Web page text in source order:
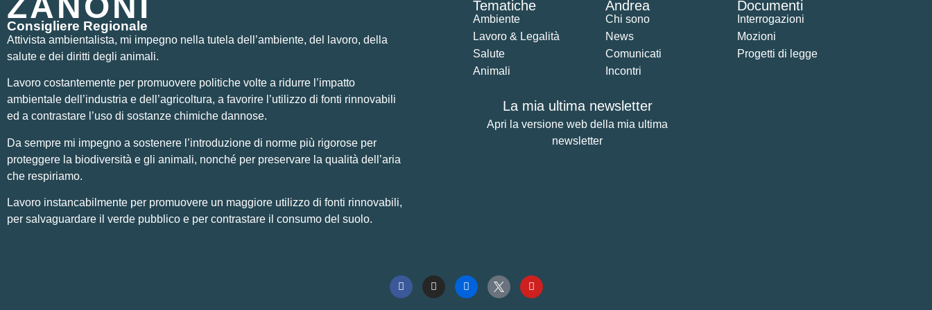
Consigliere Regionale
Attivista ambientalista, mi impegno nella tutela dell’ambiente, del lavoro, della
salute e dei diritti degli animali.
Lavoro costantemente per promuovere politiche volte a ridurre l’impatto
ambientale dell’industria e dell’agricoltura, a favorire l’utilizzo di fonti rinnovabili
ed a contrastare l’uso di sostanze chimiche dannose.
Da sempre mi impegno a sostenere l’introduzione di norme più rigorose per
proteggere la biodiversità e gli animali, nonché per preservare la qualità dell’aria
che respiriamo.
Lavoro instancabilmente per promuovere un maggiore utilizzo di fonti rinnovabili,
per salvaguardare il verde pubblico e per contrastare il consumo del suolo.
Tematiche
Ambiente
Lavoro & Legalità
Salute
Animali
Andrea
Chi sono
News
Comunicati
Incontri
Documenti
Interrogazioni
Mozioni
Progetti di legge
La mia ultima newsletter
Apri la versione web della mia ultima
newsletter